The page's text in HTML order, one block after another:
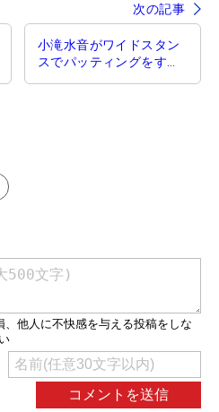
次の記事
小滝水音がワイドスタン
スでパッティングをする